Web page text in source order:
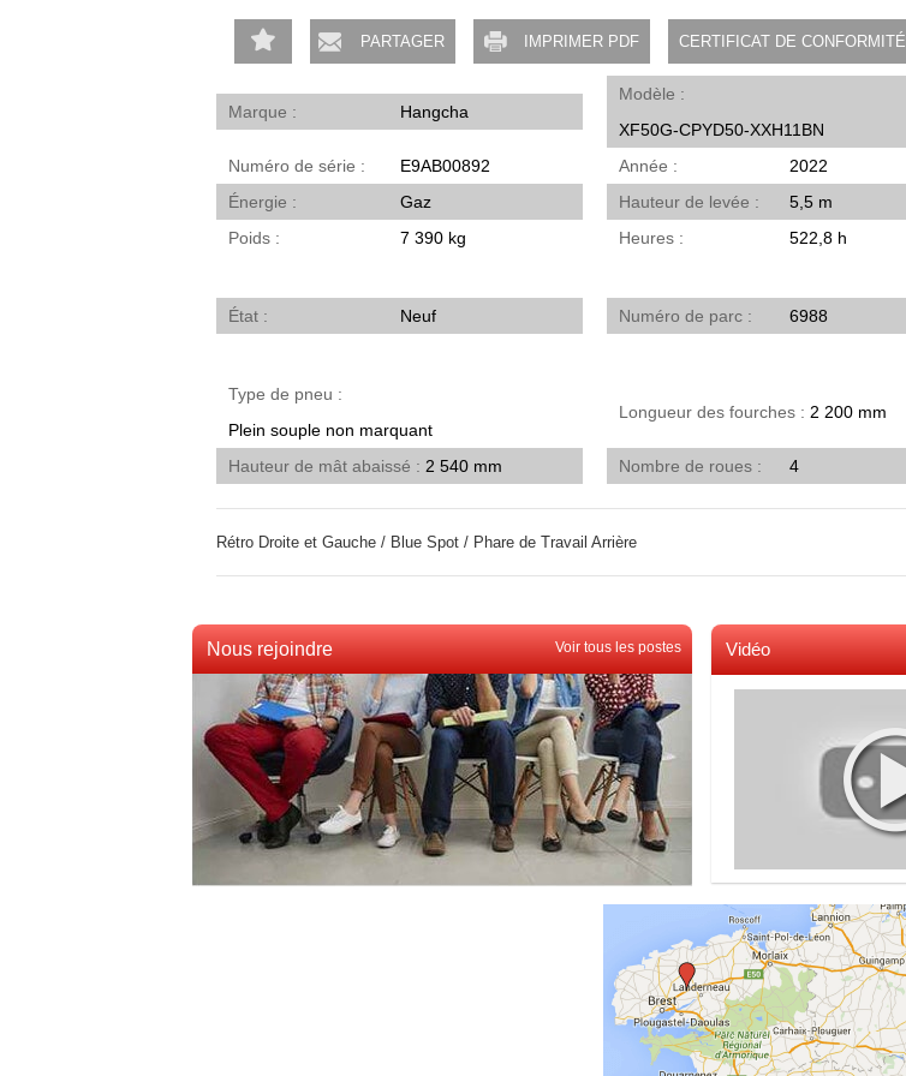
PARTAGER IMPRIMER PDF CERTIFICAT DE CONFORMITÉ
Marque Hangcha
Modèle
XF50G-CPYD50-XXH11BN
Numéro de série E9AB00892 Année 2022
Énergie
Gaz Hauteur de levée 5,5 m
Poids
7 390 kg Heures 522,8 h
État Neuf Numéro de parc 6988
Type de pneu
Plein souple non marquant
Longueur des fourches 2 200 mm
Hauteur de mât abaissé 2 540 mm Nombre de roues 4
Rétro Droite et Gauche / Blue Spot / Phare de Travail Arrière
Nous rejoindre Voir tous les postes Vidéo